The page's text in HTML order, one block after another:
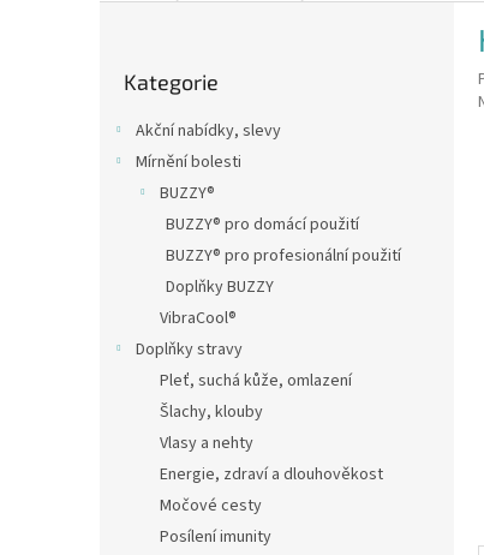
kategorie
Kategorie
Akční nabídky, slevy
Mírnění bolesti
BUZZY®
BUZZY® pro domácí použití
BUZZY® pro profesionální použití
Doplňky BUZZY
VibraCool®
Doplňky stravy
Pleť, suchá kůže, omlazení
Šlachy, klouby
Vlasy a nehty
Energie, zdraví a dlouhověkost
Močové cesty
Posílení imunity